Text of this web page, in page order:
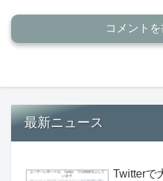
コメント
最新ニュース
Twitterで